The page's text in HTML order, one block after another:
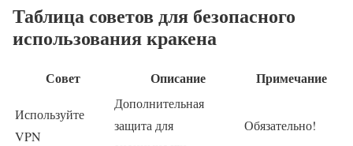
Таблица советов для безопасного
использования кракена
Совет Описание Примечание
Используйте
VPN
Дополнительная
защита для
Обязательно!